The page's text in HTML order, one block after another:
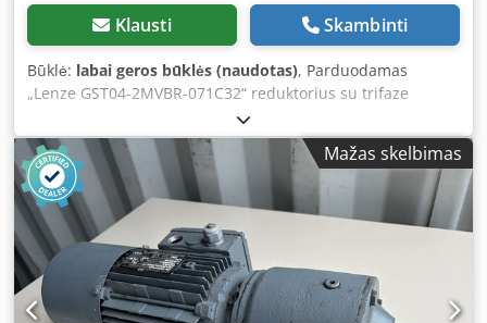
Klausti Skambinti
Būklė: labai geros būklės (naudotas), Parduodamas
„Lenze GST04-2MVBR-071C32“ reduktorius su trifaze
„Lenze MDEMA1M071-32“ varikliu, galia – 0,37 kW.
Įrenginys naudotas, visiškai veikiantis ir paruoštas darbui.
Techninė būklė labai gera, pastebimi normalūs naudojimo
pėdsakai. Tvirtas cilindrinis reduktorius puikiai tinka
konvejerių, dozatorių, gamybinių mašinų ir kitų pramoninių
įrenginių pavaroms. Techniniai duomenys: Gamintojas:
Lenze Reduktoriaus modelis: GST04-2MVBR-071C32 Variklio
tipas: MDEMA1M071-32 Galia: 0,37 kW Maitinimas: 3 ×
230/400 V, 50 Hz Variklio greitis: 1410 aps./min.
Mažas skelbimas